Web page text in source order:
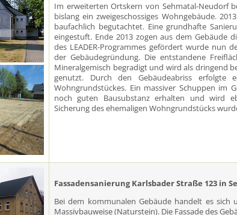
Im erweiterten Ortskern von Sehmatal-Neudorf
bislang ein zweigeschossiges Wohngebäude.
baufachlich begutachtet. Eine grundhafte
eingestuft. Ende 2013 zogen aus dem Gebäude
des LEADER-Programmes gefördert wurde nun
der Gebäudegründung. Die entstandene
Mineralgemisch begradigt und wird als dringend
genutzt. Durch den Gebäudeabriss erfolgte
Wohngrundstückes. Ein massiver Schuppen im
noch guten Bausubstanz erhalten und wird
Sicherung des ehemaligen Wohngrundstücks
Fassadensanierung Karlsbader Straße 123 in
Bei dem kommunalen Gebäude handelt es sich
Massivbauweise (Naturstein). Die Fassade des